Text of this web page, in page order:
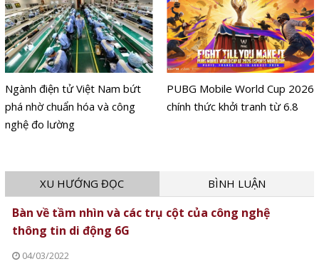
Ngành điện tử Việt Nam bứt
phá nhờ chuẩn hóa và công
nghệ đo lường
PUBG Mobile World Cup 2026
chính thức khởi tranh từ 6.8
XU HƯỚNG ĐỌC BÌNH LUẬN
Bàn về tầm nhìn và các trụ cột của công nghệ
thông tin di động 6G
04/03/2022